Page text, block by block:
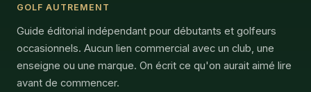
GOLF AUTREMENT
Guide éditorial indépendant pour débutants et golfeurs
occasionnels. Aucun lien commercial avec un club, une
enseigne ou une marque. On écrit ce qu'on aurait aimé lire
avant de commencer.